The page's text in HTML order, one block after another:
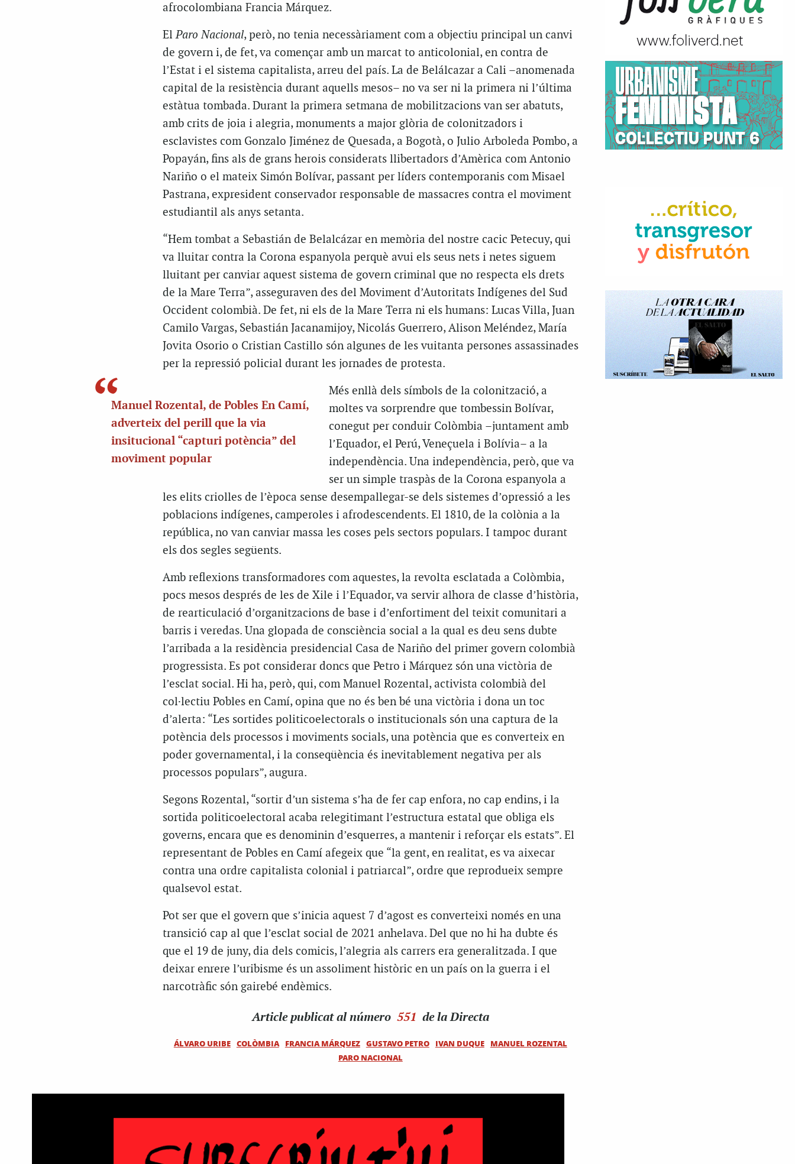
afrocolombiana Francia Márquez.
ElParo Nacional, però, no tenia necessàriament com a objectiu principal un canvi
de govern i, de fet, va començar amb un marcat to anticolonial, en contra de
l’Estat i el sistema capitalista, arreu del país. La de Belálcazar a Cali –anomenada
capital de la resistència durant aquells mesos– no va ser ni la primera ni l’última
estàtua tombada. Durant la primera setmana de mobilitzacions van ser abatuts,
amb crits de joia i alegria, monuments a major glòria de colonitzadors i
esclavistes com Gonzalo Jiménez de Quesada, a Bogotà, o Julio Arboleda Pombo, a
Popayán, fins als de grans herois considerats llibertadors d’Amèrica com Antonio
Nariño o el mateix Simón Bolívar, passant per líders contemporanis com Misael
Pastrana, expresident conservador responsable de massacres contra el moviment
estudiantil als anys setanta.
“Hem tombat a Sebastián de Belalcázar en memòria del nostre cacic Petecuy, qui
va lluitar contra la Corona espanyola perquè avui els seus nets i netes siguem
lluitant per canviar aquest sistema de govern criminal que no respecta els drets
de la Mare Terra”, asseguraven des del Moviment d’Autoritats Indígenes del Sud
Occident colombià. De fet, ni els de la Mare Terra ni els humans: Lucas Villa, Juan
Camilo Vargas, Sebastián Jacanamijoy, Nicolás Guerrero, Alison Meléndez, María
Jovita Osorio o Cristian Castillo són algunes de les vuitanta persones assassinades
per la repressió policial durant les jornades de protesta.
Manuel Rozental, de Pobles En Camí,
adverteix del perill que la via
insitucional “capturi potència” del
moviment popular
Més enllà dels símbols de la colonització, a
moltes va sorprendre que tombessin Bolívar,
conegut per conduir Colòmbia –juntament amb
l’Equador, el Perú, Veneçuela i Bolívia– a la
independència. Una independència, però, que va
ser un simple traspàs de la Corona espanyola a
les elits criolles de l’època sense desempallegar-se dels sistemes d’opressió a les
poblacions indígenes, camperoles i afrodescendents. El 1810, de la colònia a la
república, no van canviar massa les coses pels sectors populars. I tampoc durant
els dos segles següents.
Amb reflexions transformadores com aquestes, la revolta esclatada a Colòmbia,
pocs mesos després de les de Xile i l’Equador, va servir alhora de classe d’història,
de rearticulació d’organitzacions de base i d’enfortiment del teixit comunitari a
barris iveredas. Una glopada de consciència social a la qual es deu sens dubte
l’arribada a la residència presidencial Casa de Nariño del primer govern colombià
progressista. Es pot considerar doncs que Petro i Márquez són una victòria de
l’esclat social. Hi ha, però, qui, com Manuel Rozental, activista colombià del
col·lectiu Pobles en Camí, opina que no és ben bé una victòria i dona un toc
d’alerta: “Les sortides politicoelectorals o institucionals són una captura de la
potència dels processos i moviments socials, una potència que es converteix en
poder governamental, i la conseqüència és inevitablement negativa per als
processos populars”, augura.
Segons Rozental, “sortir d’un sistema s’ha de fer cap enfora, no cap endins, i la
sortida politicoelectoral acaba relegitimant l’estructura estatal que obliga els
governs, encara que es denominin d’esquerres, a mantenir i reforçar els estats”. El
representant de Pobles en Camí afegeix que “la gent, en realitat, es va aixecar
contra una ordre capitalista colonial i patriarcal”, ordre que reprodueix sempre
qualsevol estat.
Pot ser que el govern que s’inicia aquest 7 d’agost es converteixi només en una
transició cap al que l’esclat social de 2021 anhelava. Del que no hi ha dubte és
que el 19 de juny, dia dels comicis, l’alegria als carrers era generalitzada. I que
deixar enrere l’uribisme és un assoliment històric en un país on la guerra i el
narcotràfic són gairebé endèmics.
Articlepublicat al número 551 de la Directa
ÁLVARO URIBE COLÒMBIA FRANCIA MÁRQUEZ GUSTAVO PETRO IVAN DUQUE
MANUEL ROZENTAL
PARO NACIONAL